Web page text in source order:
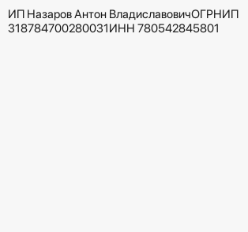
ИП Назаров Антон ВладиславовичОГРНИП
318784700280031ИНН 780542845801